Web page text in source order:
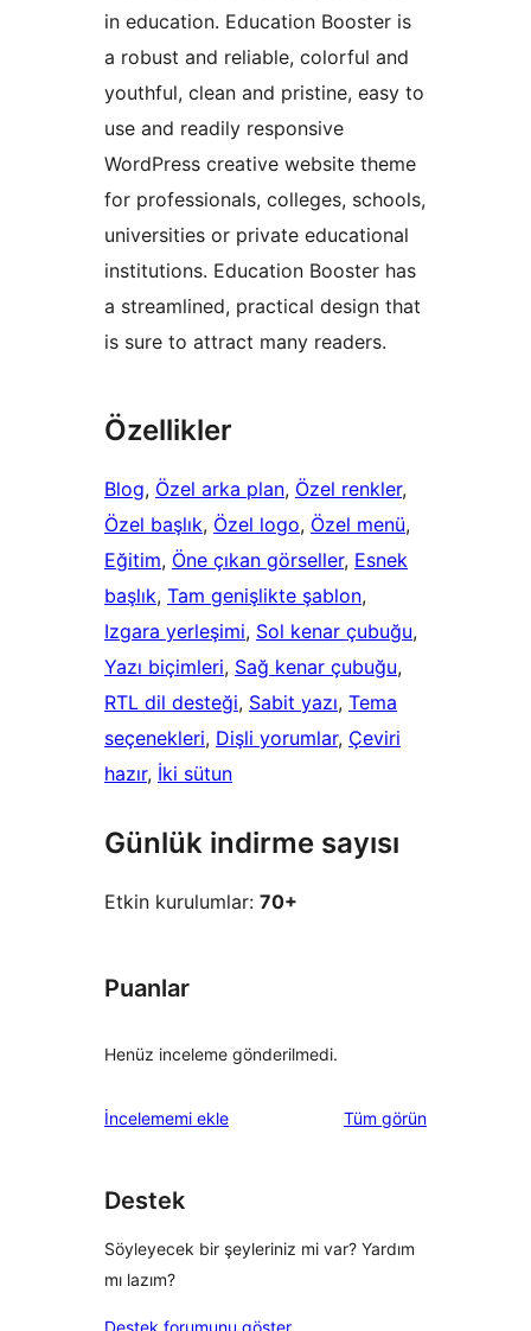
in education. Education Booster is
a robust and reliable, colorful and
youthful, clean and pristine, easy to
use and readily responsive
WordPress creative website theme
for professionals, colleges, schools,
universities or private educational
institutions. Education Booster has
a streamlined, practical design that
is sure to attract many readers.
Özellikler
Blog, Özel arka plan, Özel renkler
Özel başlık, Özel logo, Özel menü
Eğitim, Öne çıkan görseller, Esnek
başlık, Tam genişlikte şablon
Izgara yerleşimi, Sol kenar çubuğu
Yazı biçimleri, Sağ kenar çubuğu
RTL dil desteği, Sabit yazı, Tema
seçenekleri, Dişli yorumlar, Çeviri
hazır, İki sütun
Günlük indirme sayısı
Etkin kurulumlar: 70+
Puanlar
Henüz inceleme gönderilmedi.
İncelememi ekle Tüm değerlendirmeleri
görün
Destek
Söyleyecek bir şeyleriniz mi var? Yardım
mı lazım?